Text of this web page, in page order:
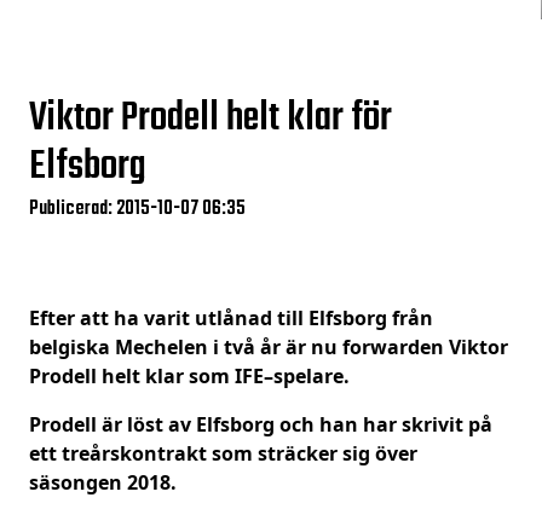
Viktor Prodell helt klar för
Elfsborg
Publicerad: 2015-10-07 06:35
Efter att ha varit utlånad till Elfsborg från
belgiska Mechelen i två år är nu forwarden Viktor
Prodell helt klar som IFE–spelare.
Prodell är löst av Elfsborg och han har skrivit på
ett treårskontrakt som sträcker sig över
säsongen 2018.